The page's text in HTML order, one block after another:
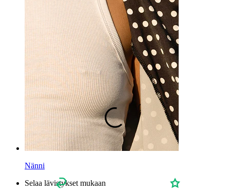
Nänni
Selaa lävistykset mukaan
Välineet
Bananabelli
Korvalehti
Titaani